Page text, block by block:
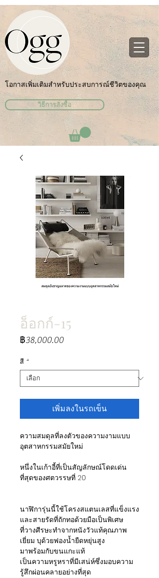
โอกาสเพิ่มเติมสำหรับประสบการณ์ชีวิตของคุณ
วิธีการสั่งซื้อ
อ็อกก์-15
฿38,000.00ราคา
สี *
เพิ่มลงในรถเข็น
ความสมดุลที่ลงตัวของความงามแบบ
อุตสาหกรรมสมัยใหม่
หนึ่งในเก้าอี้ที่เป็นสัญลักษณ์โดดเด่น
ที่สุดของศตวรรษที่ 20
นาฬิการุ่นนี้ใช้โครงสแตนเลสที่แข็งแรง
และสายรัดที่ถักทอด้วยมือเป็นพิเศษ
ที่วางศีรษะทำจากหนังวัวแท้คุณภาพ
เยี่ยม บุด้วยฟองน้ำยืดหยุ่นสูง
มาพร้อมกับขนแกะแท้
เป็นความหรูหราที่มีเสน่ห์ซึ่งมอบความ
รู้สึกผ่อนคลายอย่างที่สุด